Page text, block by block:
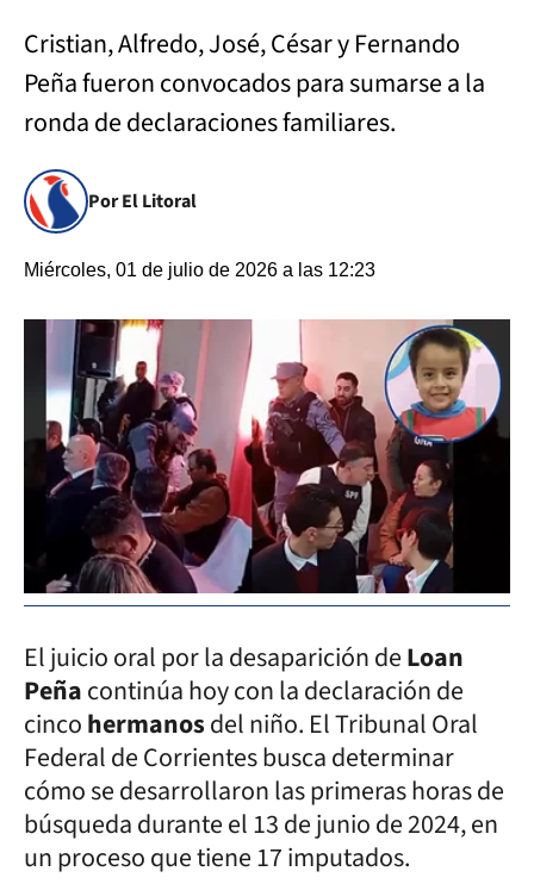
Cristian, Alfredo, José, César y Fernando
Peña fueron convocados para sumarse a la
ronda de declaraciones familiares.
Por El Litoral
Miércoles, 01 de julio de 2026 a las 12:23
El juicio oral por la desaparición deLoan
Peñacontinúa hoy con la declaración de
cincohermanosdel niño. El Tribunal Oral
Federal de Corrientes busca determinar
cómo se desarrollaron las primeras horas de
búsqueda durante el 13 de junio de 2024, en
un proceso que tiene 17 imputados.